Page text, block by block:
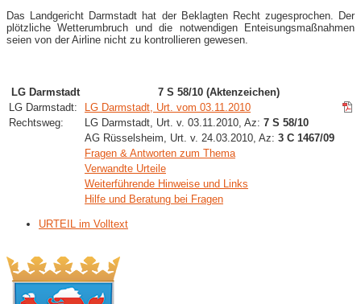
Das Landgericht Darmstadt hat der Beklagten Recht zugesprochen. Der
plötzliche Wetterumbruch und die notwendigen Enteisungsmaßnahmen
seien von der Airline nicht zu kontrollieren gewesen.
LG Darmstadt
7 S 58/10 (Aktenzeichen)
LG Darmstadt:
LG Darmstadt, Urt. vom 03.11.2010
Rechtsweg:
LG Darmstadt, Urt. v. 03.11.2010, Az: 7 S 58/10
AG Rüsselsheim, Urt. v. 24.03.2010, Az: 3 C 1467/09
Fragen & Antworten zum Thema
Verwandte Urteile
Weiterführende Hinweise und Links
Hilfe und Beratung bei Fragen
URTEIL im Volltext